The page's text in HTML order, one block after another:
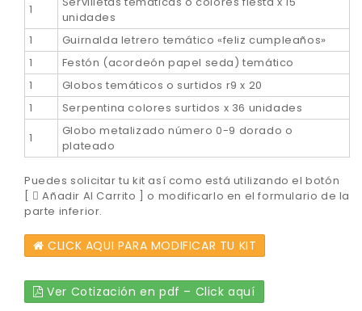
1
unidades
1
Guirnalda letrero temático «feliz cumpleaños»
1
Festón (acordeón papel seda) temático
1
Globos temáticos o surtidos r9 x 20
1
Serpentina colores surtidos x 36 unidades
1
Globo metalizado número 0-9 dorado o
plateado
Puedes solicitar tu kit así como está utilizando el botón
[
Añadir Al Carrito ] o modificarlo en el formulario de la
parte inferior.
CLICK AQUI PARA MODIFICAR TU KIT
Ver Cotización en pdf – Click aquí